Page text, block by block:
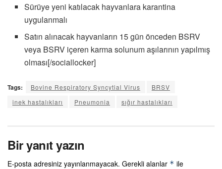
Sürüye yeni katılacak hayvanlara karantina
uygulanmalı
Satın alınacak hayvanların 15 gün önceden BSRV
veya BSRV içeren karma solunum aşılarının yapılmış
olması[/sociallocker]
Tags: Bovine Respiratory Syncytial Virus
BRSV
inek hastalıkları
Pneumonia sığır hastalıkları
Bir yanıt yazın
E-posta adresiniz yayınlanmayacak. Gerekli alanlar * ile